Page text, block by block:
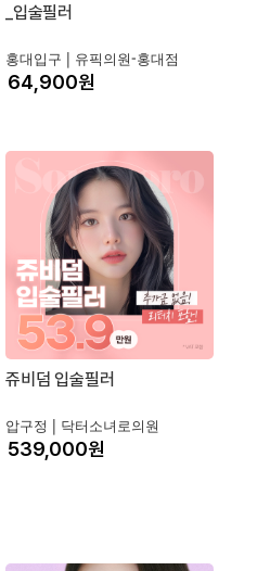
_입술필러
홍대입구 | 유픽의원-홍대점
원
쥬비덤 입술필러
압구정 | 닥터소녀로의원
원